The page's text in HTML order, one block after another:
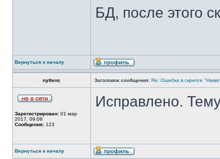
БД, после этого
Вернуться к началу
nytlenc Заголовок сообщения: Re: Ошибка в скрипте
Зарегистрирован: 01 мар
2017, 09:08
Сообщения: 123
Исправлено.
Вернуться к началу